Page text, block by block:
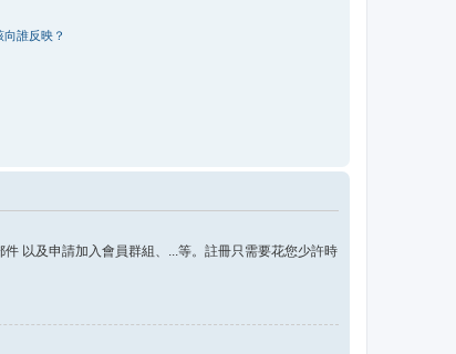
誰反映？
以及申請加入會員群組、...等。註冊只需要花您少許時